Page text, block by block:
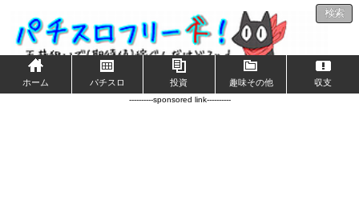
検索
ホーム パチスロ 投資 趣味その他 収支
----------sponsored link----------